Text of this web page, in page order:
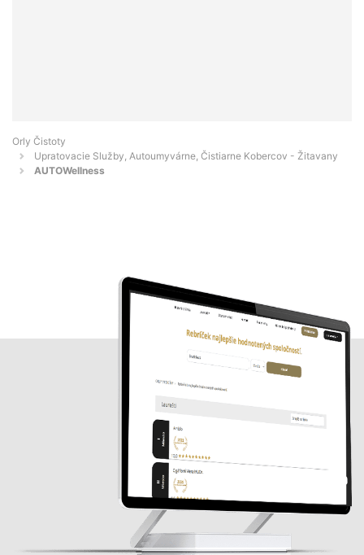
Orly Čistoty
Upratovacie Služby, Autoumyvárne, Čistiarne Kobercov - Žitavany
AUTOWellness